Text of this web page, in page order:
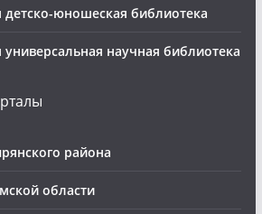
детско-юношеская библиотека
универсальная научная библиотека
района
области